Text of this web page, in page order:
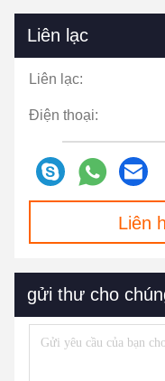
Liên lạc
Liên lạc:
Điện thoại:
Liên
gửi thư cho